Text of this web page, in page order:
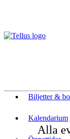
Biljetter &
Kalendarium
Alla